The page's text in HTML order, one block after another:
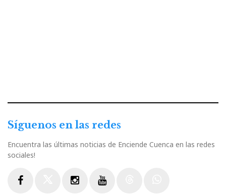
Síguenos en las redes
Encuentra las últimas noticias de Enciende Cuenca en las redes
sociales!